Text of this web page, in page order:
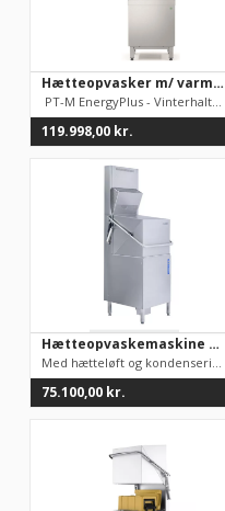
Hætteopvasker m/ varmegenindvinding fra Winterhalter ** TOPKVALITET **
PT-M EnergyPlus - Vinterhalter gennemløb opvaskemaskine ...
119.998,00 kr.
Hætteopvaskemaskine Wexiodisk WD6 med hætteløft og heat recovery/kondensering
75.100,00 kr.